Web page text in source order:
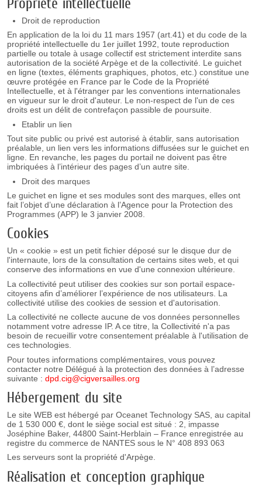
Droit de reproduction
En application de la loi du 11 mars 1957 (art.41) et du code de la
propriété intellectuelle du 1er juillet 1992, toute reproduction
partielle ou totale à usage collectif est strictement interdite sans
autorisation de la société Arpège et de la collectivité. Le guichet
en ligne (textes, éléments graphiques, photos, etc.) constitue une
œuvre protégée en France par le Code de la Propriété
Intellectuelle, et à l'étranger par les conventions internationales
en vigueur sur le droit d'auteur. Le non-respect de l'un de ces
droits est un délit de contrefaçon passible de poursuite.
Etablir un lien
Tout site public ou privé est autorisé à établir, sans autorisation
préalable, un lien vers les informations diffusées sur le guichet en
ligne. En revanche, les pages du portail ne doivent pas être
imbriquées à l’intérieur des pages d’un autre site.
Droit des marques
Le guichet en ligne et ses modules sont des marques, elles ont
fait l’objet d’une déclaration à l’Agence pour la Protection des
Programmes (APP) le 3 janvier 2008.
Cookies
Un « cookie » est un petit fichier déposé sur le disque dur de
l'internaute, lors de la consultation de certains sites web, et qui
conserve des informations en vue d'une connexion ultérieure.
La collectivité peut utiliser des cookies sur son portail espace-
citoyens afin d’améliorer l’expérience de nos utilisateurs. La
collectivité utilise des cookies de session et d'autorisation.
La collectivité ne collecte aucune de vos données personnelles
notamment votre adresse IP. A ce titre, la Collectivité n'a pas
besoin de recueillir votre consentement préalable à l'utilisation de
ces technologies.
Pour toutes informations complémentaires, vous pouvez
contacter notre Délégué à la protection des données à l’adresse
suivante : dpd.cig@cigversailles.org
Hébergement du site
Le site WEB est hébergé par Oceanet Technology SAS, au capital
de 1 530 000 €, dont le siège social est situé : 2, impasse
Joséphine Baker, 44800 Saint-Herblain – France enregistrée au
registre du commerce de NANTES sous le N° 408 893 063
Les serveurs sont la propriété d'Arpège.
Réalisation et conception graphique